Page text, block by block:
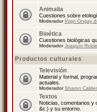
Animalia
Cuestiones sobre
Moderador Íñigo Ongay
Bioética
Cuestiones biológicas
ModeradorJoaquín
Productos culturales
Televisión
Material y formal,
actuales.
ModeradorSharon
Textos
Noticias, comentarios y
&c.) y su entorno.